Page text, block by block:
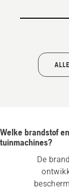
Welke brandstof
tuinmachines?
De